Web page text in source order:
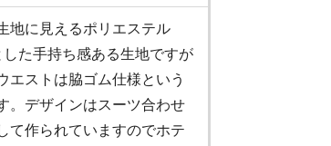
地に見えるポリエステル
た手持ち感ある生地ですが
エストは脇ゴム仕様という
。デザインはスーツ合わせ
て作られていますのでホテ